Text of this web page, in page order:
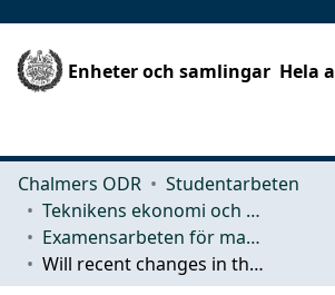
Enheter och samlingar Hela
Chalmers ODR
Studentarbeten
Teknikens ekonomi och organisation
Examensarbeten för masterexamen
Will recent changes in the planning and building act (PBL) benefit the development of a mixed use city?